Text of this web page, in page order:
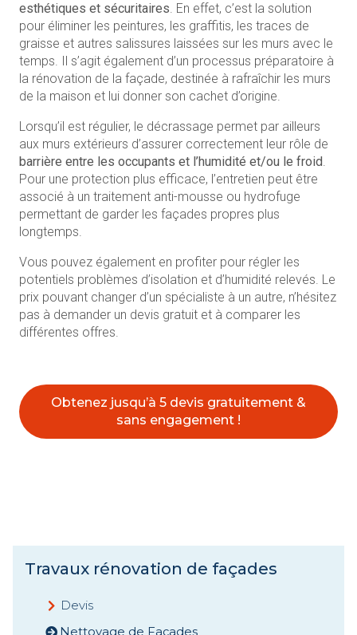
esthétiques et sécuritaires. En effet, c’est la solution
pour éliminer les peintures, les graffitis, les traces de
graisse et autres salissures laissées sur les murs avec le
temps. Il s’agit également d’un processus préparatoire à
la rénovation de la façade, destinée à rafraîchir les murs
de la maison et lui donner son cachet d’origine.
Lorsqu’il est régulier, le décrassage permet par ailleurs
aux murs extérieurs d’assurer correctement leur rôle de
barrière entre les occupants et l’humidité et/ou le froid.
Pour une protection plus efficace, l’entretien peut être
associé à un traitement anti-mousse ou hydrofuge
permettant de garder les façades propres plus
longtemps.
Vous pouvez également en profiter pour régler les
potentiels problèmes d’isolation et d’humidité relevés. Le
prix pouvant changer d’un spécialiste à un autre, n’hésitez
pas à demander un devis gratuit et à comparer les
différentes offres.
Obtenez jusqu’à 5 devis gratuitement &
sans engagement !
Travaux rénovation de façades
Devis
Nettoyage de Façades